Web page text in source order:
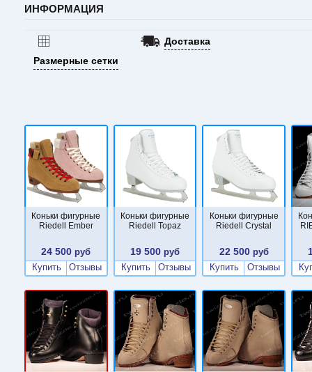
ИНФОРМАЦИЯ
Размерные сетки
Доставка
Коньки фигурные
Riedell Ember
24 500 руб
Купить
Отзывы
Коньки фигурные
Riedell Topaz
19 500 руб
Купить
Отзывы
Коньки фигурные
Riedell Crystal
22 500руб
Купить
Отзывы